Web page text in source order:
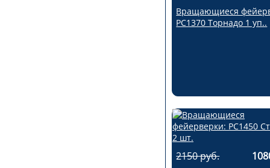
Вращающиеся
РС1370 Торнадо 1 уп..
2150 руб.